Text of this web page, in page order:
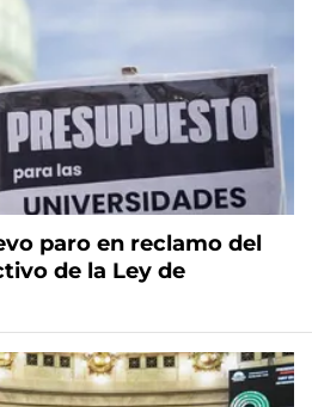
paro en reclamo del
de la Ley de